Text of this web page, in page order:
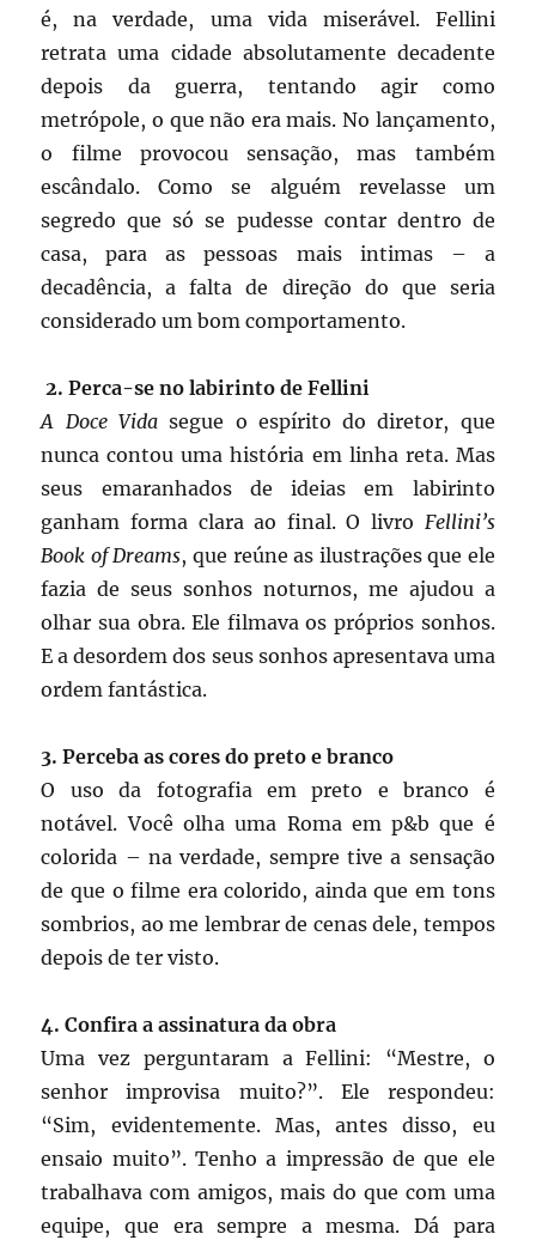
é, na verdade, uma vida miserável. Fellini
retrata uma cidade absolutamente decadente
depois da guerra, tentando agir como
metrópole, o que não era mais. No lançamento,
o filme provocou sensação, mas também
escândalo. Como se alguém revelasse um
segredo que só se pudesse contar dentro de
casa, para as pessoas mais intimas – a
decadência, a falta de direção do que seria
considerado um bom comportamento.
2. Perca-se no labirinto de Fellini
A Doce Vidasegue o espírito do diretor, que
nunca contou uma história em linha reta. Mas
seus emaranhados de ideias em labirinto
ganham forma clara ao final. O livro Fellini’s
Book of Dreams, que reúne as ilustrações que ele
fazia de seus sonhos noturnos, me ajudou a
olhar sua obra. Ele filmava os próprios sonhos.
E a desordem dos seus sonhos apresentava uma
ordem fantástica.
3. Perceba as cores do preto e branco
O uso da fotografia em preto e branco é
notável. Você olha uma Roma em p&b que é
colorida – na verdade, sempre tive a sensação
de que o filme era colorido, ainda que em tons
sombrios, ao me lembrar de cenas dele, tempos
depois de ter visto.
4. Confira a assinatura da obra
Uma vez perguntaram a Fellini: “Mestre, o
senhor improvisa muito?”. Ele respondeu:
“Sim, evidentemente. Mas, antes disso, eu
ensaio muito”. Tenho a impressão de que ele
trabalhava com amigos, mais do que com uma
equipe, que era sempre a mesma. Dá para